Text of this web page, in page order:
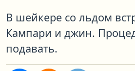
В шейкере со льдом
Кампари и джин.
подавать.